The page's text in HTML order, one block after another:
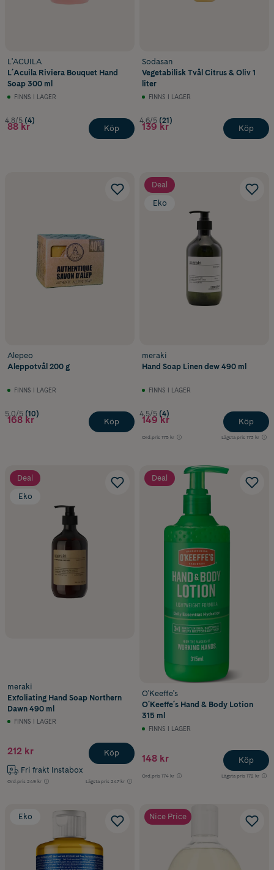
L'ACUILA
L´Acuila Riviera Bouquet Hand
Soap 300 ml
FINNS I LAGER
4.8/5 (4)
88 kr Köp
Sodasan
Vegetabilisk Tvål Citrus & Oliv 1
liter
FINNS I LAGER
4.6/5 (21)
139 kr Köp
Alepeo
Aleppotvål 200 g
FINNS I LAGER
5.0/5 (10)
168 kr Köp
Deal
Eko
meraki
Hand Soap Linen dew 490 ml
FINNS I LAGER
4.5/5 (4)
149 kr
Ord.pris 175 kr Lägsta pris 173 kr
Köp
Deal
Eko
meraki
Exfoliating Hand Soap Northern
Dawn 490 ml
FINNS I LAGER
212 kr
Fri frakt Instabox
Ord.pris 249 kr Lägsta pris 247 kr
Köp
Deal
O'Keeffe's
O´Keeffe´s Hand & Body Lotion
315 ml
FINNS I LAGER
148 kr
Ord.pris 174 kr Lägsta pris 172 kr
Köp
Eko Nice Price